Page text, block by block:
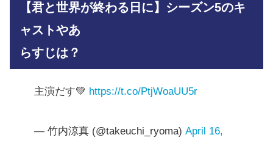
【君と世界が終わる日に】シーズン5のキ
ャストやあ
らすじは？
主演だす💚 https://t.co/PtjWoaUU5r
— 竹内涼真 (@takeuchi_ryoma) April 16,